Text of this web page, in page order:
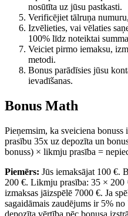
nosūtīta uz jūsu pastkasti.
Verificējiet tālruņa
Izvēlieties, vai vēlaties
100% līdz noteiktai
Veiciet pirmo iemaksu,
metodi.
Bonus parādīsies jūsu
ievadīšanas.
Bonus Math
Pieņemsim, ka sveiciena
prasību 35x uz depozīta un
bonuss) × likmju prasība =
Piemērs: Jūs iemaksājat 100 €.
200 €. Likmju prasība: 35 × 200
izmaksas jāizspēlē 7000 €. Ja
sagaidāmais zaudējums ir 5%
depozīta vērtība pēc bonusa